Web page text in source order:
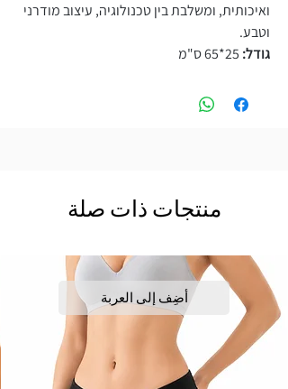
ואיכותית, ומשלבת בין טכנולוגיה, עיצוב מודרני
וטבע.
גודל:
منتجات ذات صلة
أضِف إلى العربة